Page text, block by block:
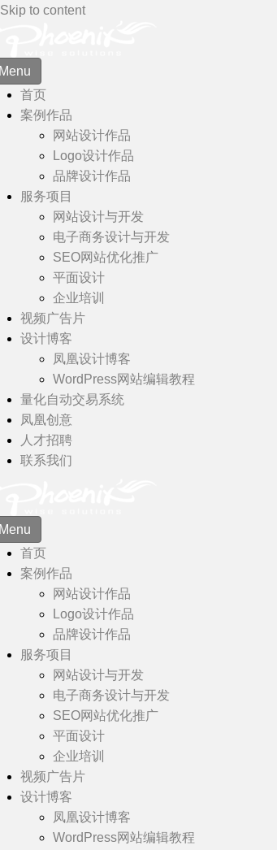
Skip to content
首页
案例作品
网站设计作品
Logo设计作品
品牌设计作品
服务项目
网站设计与开发
电子商务设计与开发
SEO网站优化推广
平面设计
企业培训
视频广告片
设计博客
凤凰设计博客
WordPress网站编辑教程
量化自动交易系统
凤凰创意
人才招聘
联系我们
首页
案例作品
网站设计作品
Logo设计作品
品牌设计作品
服务项目
网站设计与开发
电子商务设计与开发
SEO网站优化推广
平面设计
企业培训
视频广告片
设计博客
凤凰设计博客
WordPress网站编辑教程